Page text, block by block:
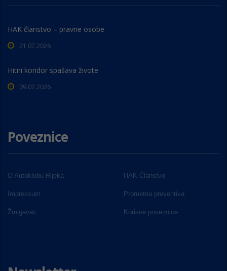
HAK članstvo – pravne osobe
21.07.2026
Hitni koridor spašava živote
09.07.2026
Poveznice
O Autoklubu Rijeka HAK Članstvo
Impressum Prometna preventiva
Žmigavac Korisne poveznice